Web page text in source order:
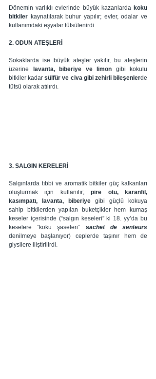
Dönemin varlıklı evlerinde büyük kazanlarda koku
bitkiler kaynatılarak buhur yapılır; evler, odalar ve
kullanımdaki eşyalar tütsülenirdi.
2. ODUN ATEŞLERİ
Sokaklarda ise büyük ateşler yakılır, bu ateşlerin
üzerine
lavanta, biberiye ve limon gibi kokulu
bitkiler kadar sülfür ve civa gibi zehirli bileşenlerde
tütsü olarak atılırdı.
3. SALGIN KERELERİ
Salgınlarda tıbbi ve aromatik bitkiler güç kalkanları
oluşturmak için kullanılır; pire otu, karanfil,
kasımpatı, lavanta, biberiye gibi güçlü kokuya
sahip bitkilerden yapılan buketçikler hem kumaş
keseler içerisinde (“salgın keseleri” ki 18. yy’da bu
keselere “koku şaseleri” s
denilmeye başlanıyor) ceplerde taşınır hem de
giysilere iliştirilirdi.